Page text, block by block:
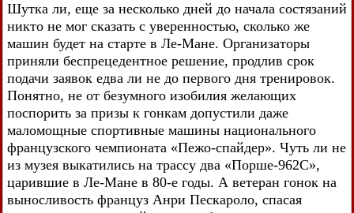
Шутка ли, еще за несколько дней до начала состязаний
никто не мог сказать с уверенностью, сколько же
машин будет на старте в Ле-Мане. Организаторы
приняли беспрецедентное решение, продлив срок
подачи заявок едва ли не до первого дня тренировок.
Понятно, не от безумного изобилия желающих
поспорить за призы к гонкам допустили даже
маломощные спортивные машины национального
французского чемпионата «Пежо-спайдер». Чуть ли не
из музея выкатились на трассу два «Порше-962С»,
царившие в Ле-Мане в 80-е годы. А ветеран гонок на
выносливость француз Анри Пескароло, спасая